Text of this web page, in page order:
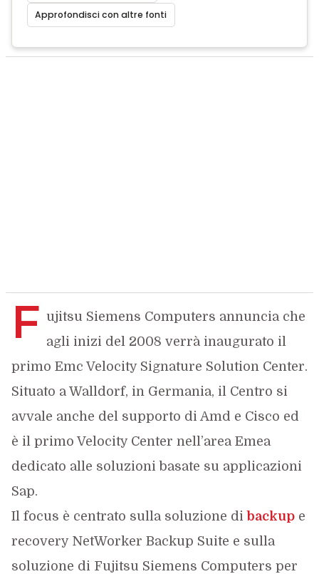
Approfondisci con altre fonti
F ujitsu Siemens Computers annuncia che
agli inizi del 2008 verrà inaugurato il
primo Emc Velocity Signature Solution Center.
Situato a Walldorf, in Germania, il Centro si
avvale anche del supporto di Amd e Cisco ed
è il primo Velocity Center nell’area Emea
dedicato alle soluzioni basate su applicazioni
Sap.
Il focus è centrato sulla soluzione di backupe
recovery NetWorker Backup Suite e sulla
soluzione di Fujitsu Siemens Computers per